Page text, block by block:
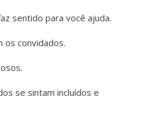
sentido para você ajuda.
os convidados.
se sintam incluídos e